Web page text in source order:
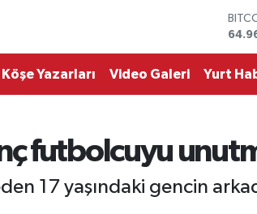
Köşe Yazarları Video Galeri Yurt
futbolcuyu
17 yaşındaki gencin